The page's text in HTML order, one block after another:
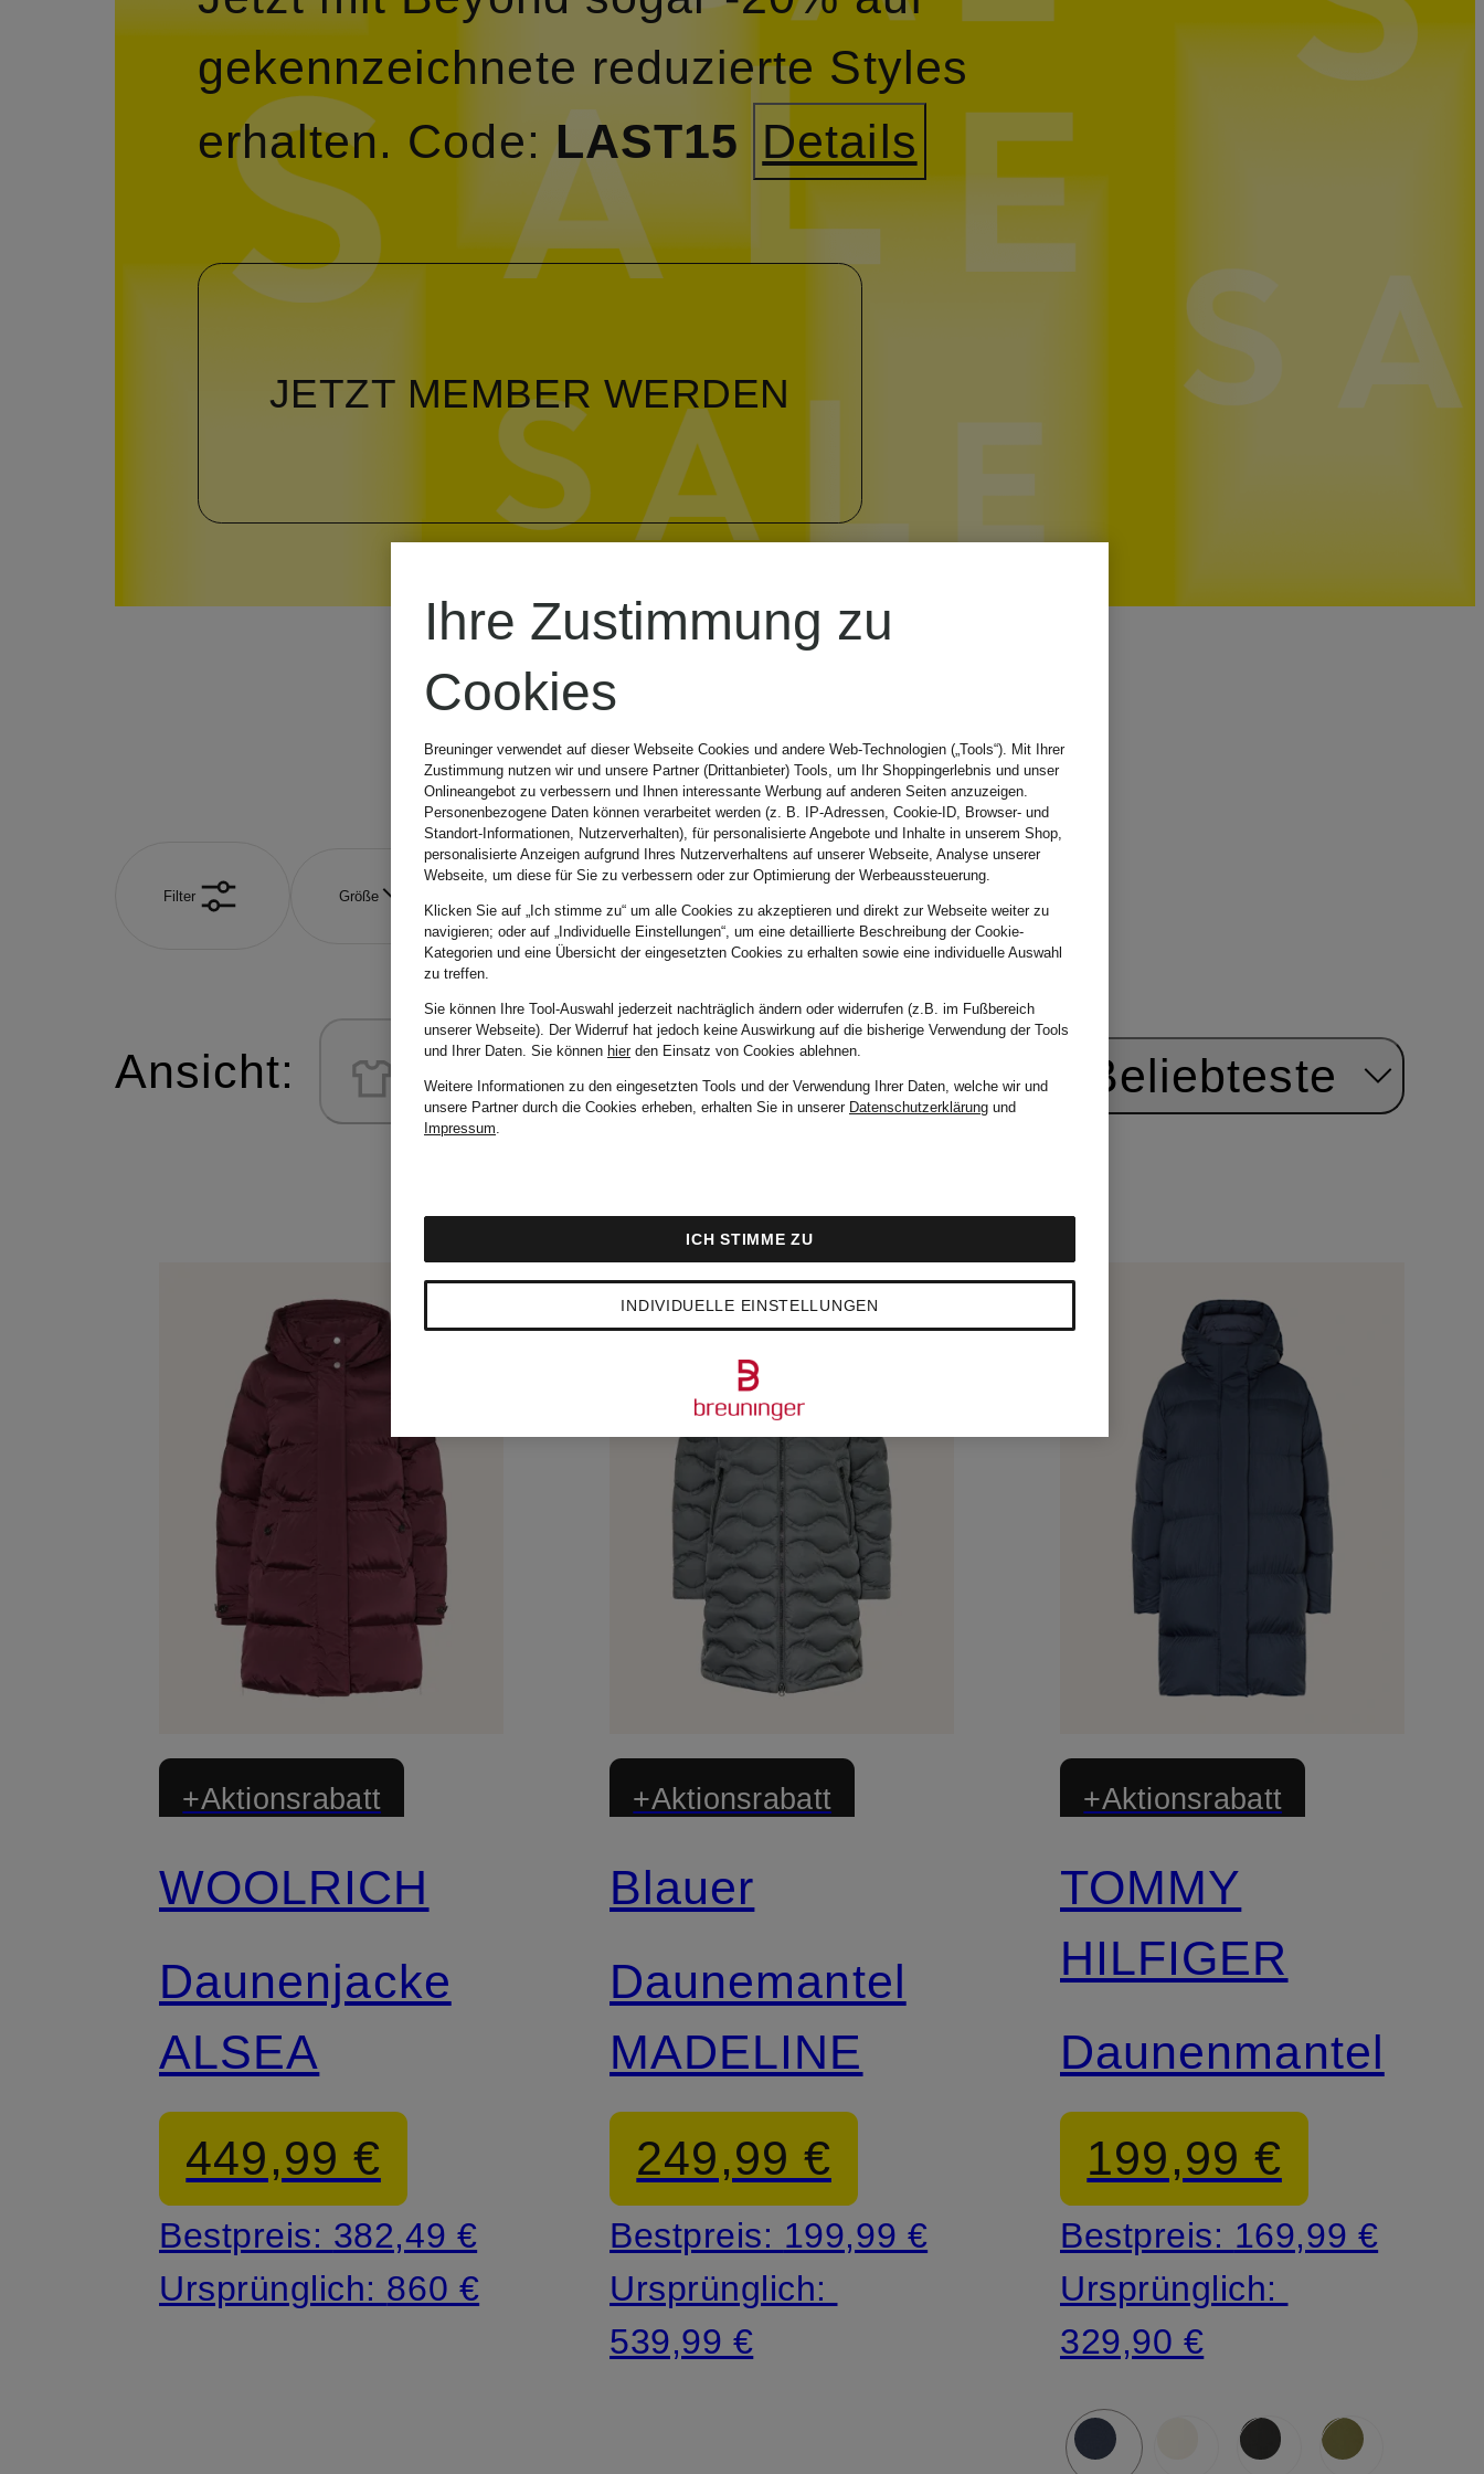
gekennzeichnete reduzierte Styles
erhalten. Code:LAST15 Details
JETZT MEMBER WERDEN
Filter Größe
Ansicht: Sortieren nach: Beliebteste
+Aktionsrabatt
Exklusiv
WOOLRICH
Daunenjacke
ALSEA
449,99 €
Bestpreis: 382,49 €
Ursprünglich: 860 €
+Aktionsrabatt
Blauer
Daunemantel
MADELINE
249,99 €
Bestpreis: 199,99 €
Ursprünglich:
539,99 €
+Aktionsrabatt
TOMMY
HILFIGER
Daunenmantel
199,99 €
Bestpreis: 169,99 €
Ursprünglich:
329,90 €
Ihre Zustimmung zu
Cookies
Breuninger verwendet auf dieser Webseite Cookies und andere Web-Technologien („Tools“). Mit Ihrer
Zustimmung nutzen wir und unsere Partner (Drittanbieter) Tools, um Ihr Shoppingerlebnis und unser
Onlineangebot zu verbessern und Ihnen interessante Werbung auf anderen Seiten anzuzeigen.
Personenbezogene Daten können verarbeitet werden (z. B. IP-Adressen, Cookie-ID, Browser- und
Standort-Informationen, Nutzerverhalten), für personalisierte Angebote und Inhalte in unserem Shop,
personalisierte Anzeigen aufgrund Ihres Nutzerverhaltens auf unserer Webseite, Analyse unserer
Webseite, um diese für Sie zu verbessern oder zur Optimierung der Werbeaussteuerung.
Klicken Sie auf „Ich stimme zu“ um alle Cookies zu akzeptieren und direkt zur Webseite weiter zu
navigieren; oder auf „Individuelle Einstellungen“, um eine detaillierte Beschreibung der Cookie-
Kategorien und eine Übersicht der eingesetzten Cookies zu erhalten sowie eine individuelle Auswahl
zu treffen.
Sie können Ihre Tool-Auswahl jederzeit nachträglich ändern oder widerrufen (z.B. im Fußbereich
unserer Webseite). Der Widerruf hat jedoch keine Auswirkung auf die bisherige Verwendung der Tools
und Ihrer Daten. Sie können hierden Einsatz von Cookies ablehnen.
Weitere Informationen zu den eingesetzten Tools und der Verwendung Ihrer Daten, welche wir und
unsere Partner durch die Cookies erheben, erhalten Sie in unserer Datenschutzerklärung und
Impressum.
INDIVIDUELLE EINSTELLUNGEN
ICH STIMME ZU